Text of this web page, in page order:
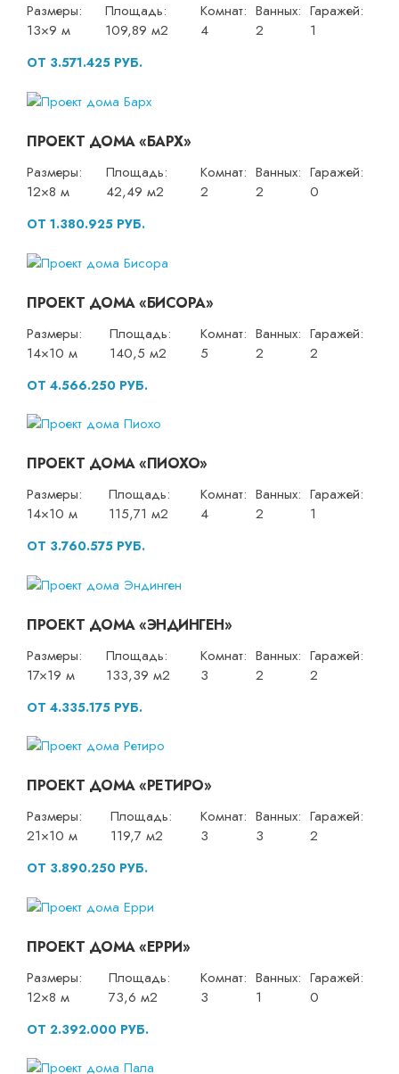
Размеры:
13×9 м
Площадь:
109,89 м2
Комнат:
4
Ванных:
2
Гаражей:
1
ОТ 3.571.425 РУБ.
ПРОЕКТ ДОМА «БАРХ»
Размеры:
12×8 м
Площадь:
42,49 м2
Комнат:
2
Ванных:
2
Гаражей:
0
ОТ 1.380.925 РУБ.
ПРОЕКТ ДОМА «БИСОРА»
Размеры:
14×10 м
Площадь:
140,5 м2
Комнат:
5
Ванных:
2
Гаражей:
2
ОТ 4.566.250 РУБ.
ПРОЕКТ ДОМА «ПИОХО»
Размеры:
14×10 м
Площадь:
115,71 м2
Комнат:
4
Ванных:
2
Гаражей:
1
ОТ 3.760.575 РУБ.
ПРОЕКТ ДОМА «ЭНДИНГЕН»
Размеры:
17×19 м
Площадь:
133,39 м2
Комнат:
3
Ванных:
2
Гаражей:
2
ОТ 4.335.175 РУБ.
ПРОЕКТ ДОМА «РЕТИРО»
Размеры:
21×10 м
Площадь:
119,7 м2
Комнат:
3
Ванных:
3
Гаражей:
2
ОТ 3.890.250 РУБ.
ПРОЕКТ ДОМА «ЕРРИ»
Размеры:
12×8 м
Площадь:
73,6 м2
Комнат:
3
Ванных:
1
Гаражей:
0
ОТ 2.392.000 РУБ.